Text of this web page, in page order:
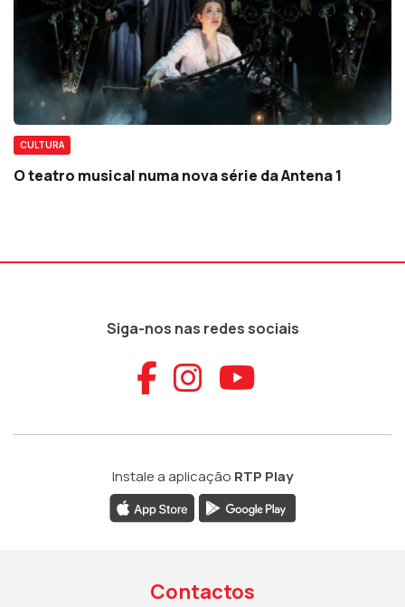
CULTURA
O teatro musical numa nova série da Antena 1
Siga-nos nas redes sociais
Aceder ao
Aceder ao
Aceder
Instale a aplicação RTP Play
Contactos